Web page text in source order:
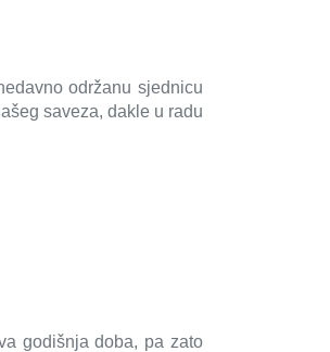
održanu sjednicu
saveza, dakle u radu
godišnja doba, pa zato